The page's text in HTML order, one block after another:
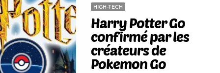
HIGH-TECH
Harry Potter Go
confirmé par les
créateurs de
Pokemon Go